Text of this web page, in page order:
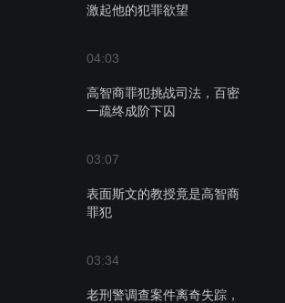
激起他的犯罪欲望
04:03
高智商罪犯挑战司法，百密
一疏终成阶下囚
03:07
表面斯文的教授竟是高智商
罪犯
03:34
老刑警调查案件离奇失踪，